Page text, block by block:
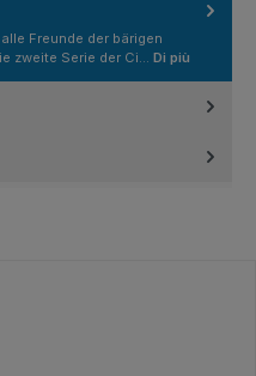
Freunde der bärigen
zweite Serie der Ci… Di più